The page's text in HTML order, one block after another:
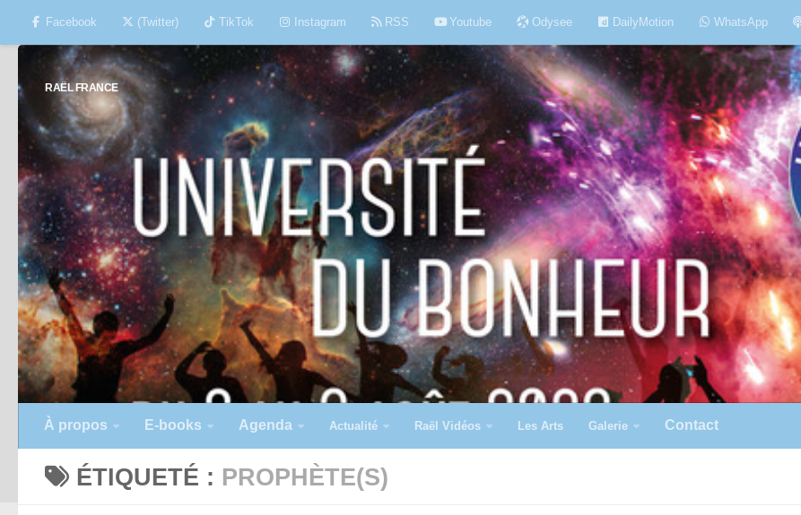
Skip to content
Facebook (Twitter) TikTok Instagram RSS Youtube Odysee DailyMotion WhatsApp
RAËL FRANCE
À propos E-books Agenda Actualité Raël Vidéos Les Arts Galerie Contact
ÉTIQUETÉ : PROPHÈTE(S)